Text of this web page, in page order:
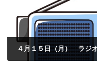
４月１５日（月） ラジ